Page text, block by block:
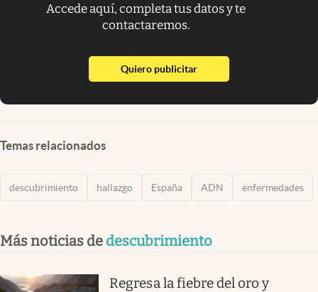
Accede aquí, completa tus datos y te
contactaremos.
Quiero publicitarabre en nueva pestaña
Temas relacionados
descubrimiento hallazgo España ADN enfermedades
Más noticias de descubrimiento
Regresa la fiebre del oro y